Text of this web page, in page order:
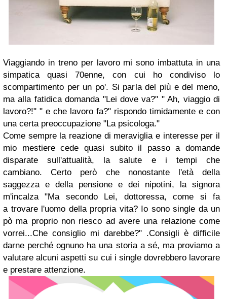
Viaggiando in treno per lavoro mi sono imbattuta in una
simpatica quasi 70enne, con cui ho condiviso lo
scompartimento per un po'. Si parla del più e del meno,
ma alla fatidica domanda "Lei dove va?" " Ah, viaggio di
lavoro?!" " e che lavoro fa?" rispondo timidamente e con
una certa preoccupazione "La psicologa."
Come sempre la reazione di meraviglia e interesse per il
mio mestiere cede quasi subito il passo a domande
disparate sull'attualità, la salute e i tempi che
cambiano.Certo però che nonostante l'età della
saggezza e della pensione e dei nipotini, la signora
m'incalza "Ma secondo Lei, dottoressa, come si fa
a trovare l'uomo della propria vita? Io sono single da un
pò ma proprio non riesco ad avere una relazione come
vorrei...Che consiglio mi darebbe?" .Consigli è difficile
darne perché ognuno ha una storia a sé, ma proviamo a
valutare alcuni aspetti su cui i single dovrebbero lavorare
e prestare attenzione.